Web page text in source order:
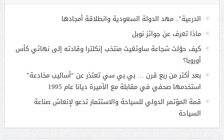
الدرعية”.. مهد الدولة السعودية وانطلاقة أمجادها
ماذا تعرف عن جوائز نوبل
كيف حوّلت شجاعة ساوثغيت منتخب إنكلترا وقادته إلى نهائي كأس
أوروبا؟
بعد أكثر من ربع قرن … بي بي سي تعتذر عن “أساليب مخادعة”
استخدمها صحفي في مقابلة مع الأميرة ديانا عام 1995
قمة المؤتمر الدولي للسياحة والاستثمار تدعو لإنعاش صناعة
السياحة